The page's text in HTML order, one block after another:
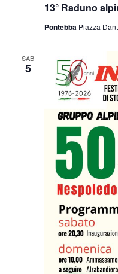
13° Raduno
Pontebba Piazza
SAB
5